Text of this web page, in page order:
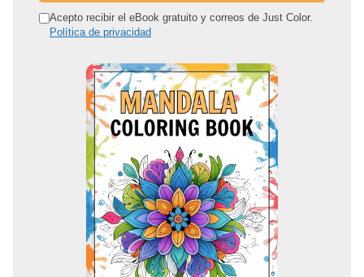
r Acepto recibir el eBook gratuito y correos de Just Color.
Política de privacidad